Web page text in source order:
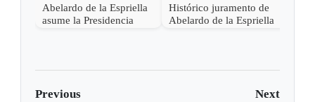
Abelardo de la Espriella
asume la Presidencia
Histórico juramento de
Abelardo de la Espriella
Previous Next